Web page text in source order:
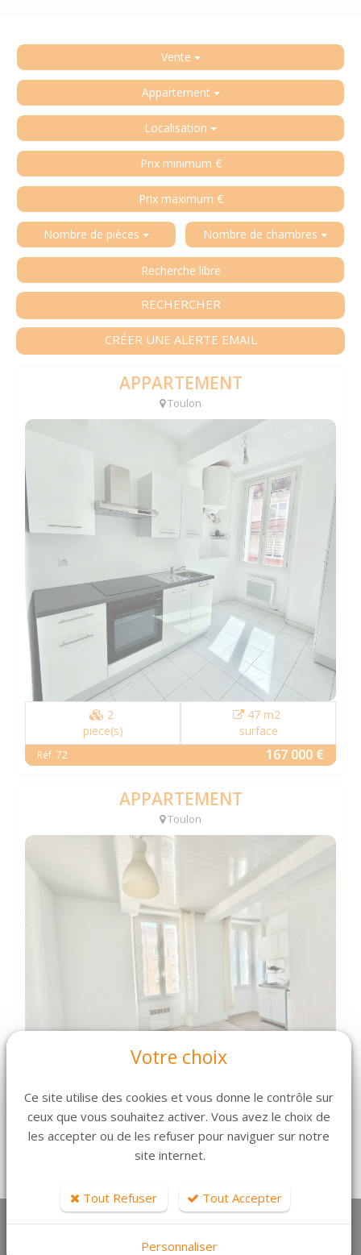
Vente
Appartement
Localisation
Nombre de pièces Nombre de chambres
RECHERCHER
CRÉER UNE ALERTE EMAIL
APPARTEMENT
Toulon
2
piece(s)
47 m2
surface
Réf. 72 167 000 €
APPARTEMENT
Toulon
1
16.88 m2
surface
Votre choix
Ce site utilise des cookies et vous donne le contrôle sur
ceux que vous souhaitez activer. Vous avez le choix de
les accepter ou de les refuser pour naviguer sur notre
site internet.
Tout Refuser Tout Accepter
Personnaliser